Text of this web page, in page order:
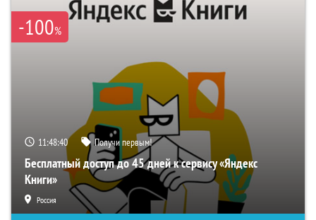
-100%
11:48:39 Получи первым!
Бесплатный доступ до 45 дней к сервису «Яндекс
Книги»
Россия